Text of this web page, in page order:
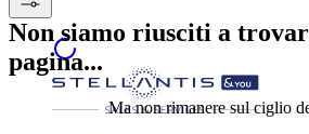
Non siamo riusciti a
pagina...
Ma non rimanere sul ciglio